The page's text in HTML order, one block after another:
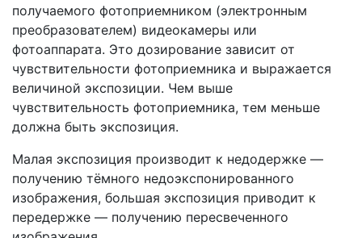
получаемого фотоприемником (электронным
преобразователем) видеокамеры или
фотоаппарата. Это дозирование зависит от
чувствительности фотоприемника и выражается
величиной экспозиции. Чем выше
чувствительность фотоприемника, тем меньше
должна быть экспозиция.
Малая экспозиция производит к недодержке —
получению тёмного недоэкспонированного
изображения, большая экспозиция приводит к
передержке — получению пересвеченного